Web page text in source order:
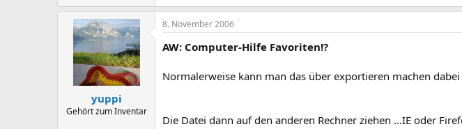
yuppi
Gehört zum Inventar
8. November 2006
AW: Computer-Hilfe Favoriten!?
Normalerweise kann man das über exportieren machen
Die Datei dann auf den anderen Rechner ziehen ...IE oder